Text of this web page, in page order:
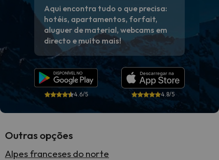
Aqui encontra tudo o que precisa:
hotéis, apartamentos, forfait,
aluguer de material, webcams em
directo e muito mais!
4.6/5 4.8/5
Outras opções
Alpes franceses do norte